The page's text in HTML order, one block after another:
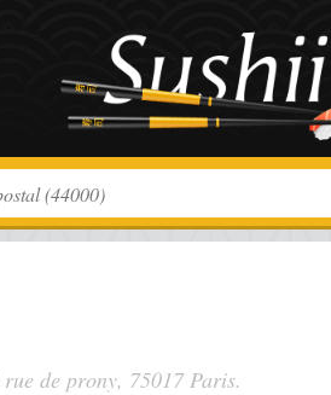
rue de prony, 75017 Paris.